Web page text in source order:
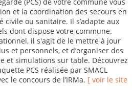
et la coordination des secours en
civile ou sanitaire. Il s’adapte aux
dont dispose votre commune.
il s'agit de le mettre à jour
et personnels, et d’organiser des
et simulations sur table. Découvrez
PCS réalisée par SMACL
le concours de l’IRMa. [ voir le site